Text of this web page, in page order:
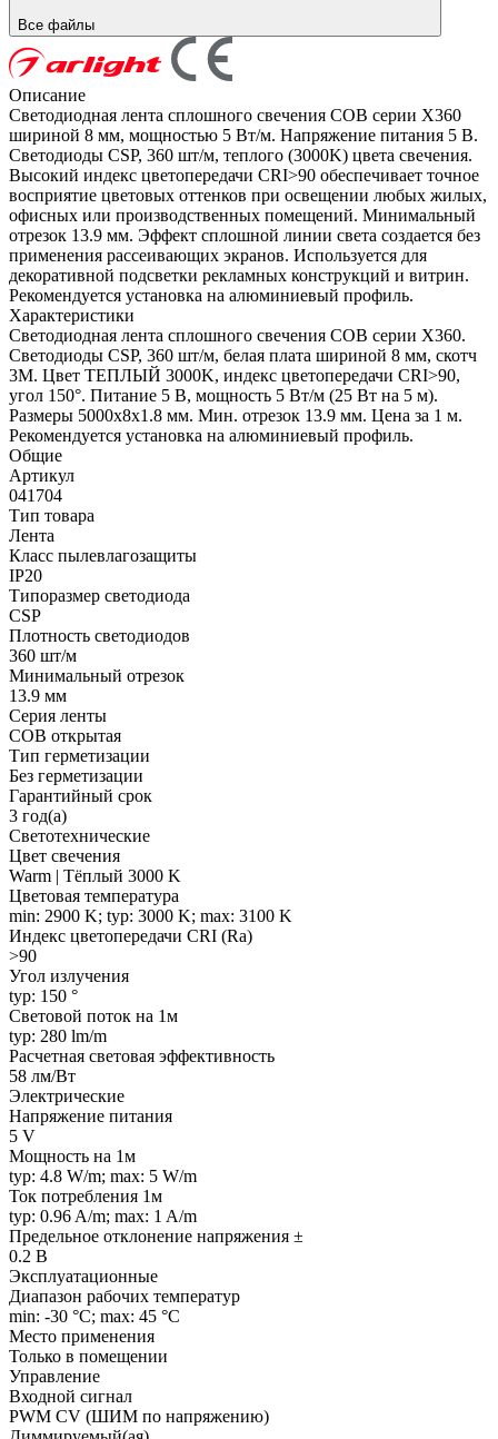
Все файлы
Описание
Светодиодная лента сплошного свечения COB серии X360
шириной 8 мм, мощностью 5 Вт/м. Напряжение питания 5 В.
Светодиоды CSP, 360 шт/м, теплого (3000K) цвета свечения.
Высокий индекс цветопередачи CRI>90 обеспечивает точное
восприятие цветовых оттенков при освещении любых жилых,
офисных или производственных помещений. Минимальный
отрезок 13.9 мм. Эффект сплошной линии света создается без
применения рассеивающих экранов. Используется для
декоративной подсветки рекламных конструкций и витрин.
Рекомендуется установка на алюминиевый профиль.
Характеристики
Светодиодная лента сплошного свечения COB серии X360.
Светодиоды CSP, 360 шт/м, белая плата шириной 8 мм, скотч
3M. Цвет ТЕПЛЫЙ 3000K, индекс цветопередачи CRI>90,
угол 150°. Питание 5 В, мощность 5 Вт/м (25 Вт на 5 м).
Размеры 5000х8х1.8 мм. Мин. отрезок 13.9 мм. Цена за 1 м.
Рекомендуется установка на алюминиевый профиль.
Общие
Артикул
041704
Тип товара
Лента
Класс пылевлагозащиты
IP20
Типоразмер светодиода
CSP
Плотность светодиодов
360 шт/м
Минимальный отрезок
13.9 мм
Серия ленты
COB открытая
Тип герметизации
Без герметизации
Гарантийный срок
3 год(а)
Светотехнические
Цвет свечения
Warm | Тёплый 3000 K
Цветовая температура
min: 2900 K; typ: 3000 K; max: 3100 K
Индекс цветопередачи CRI (Ra)
>90
Угол излучения
typ: 150 °
Световой поток на 1м
typ: 280 lm/m
Расчетная световая эффективность
58 лм/Вт
Электрические
Напряжение питания
5 V
Мощность на 1м
typ: 4.8 W/m; max: 5 W/m
Ток потребления 1м
typ: 0.96 A/m; max: 1 A/m
Предельное отклонение напряжения ±
0.2 В
Эксплуатационные
Диапазон рабочих температур
min: -30 °C; max: 45 °C
Место применения
Только в помещении
Управление
Входной сигнал
PWM СV (ШИМ по напряжению)